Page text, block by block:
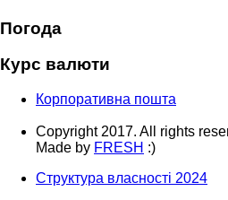
Погода
Курс валюти
Корпоративна пошта
Copyright 2017. All rights
Made by FRESH :)
Структура власності 2024